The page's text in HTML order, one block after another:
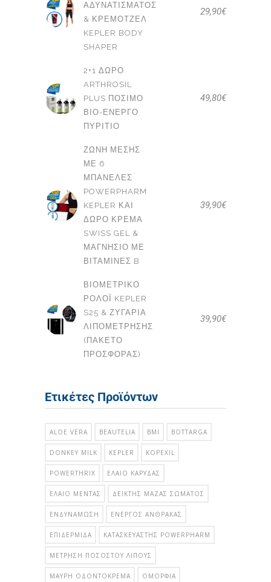
ΑΔΥΝΑΤΊΣΜΑΤΟΣ
& ΚΡΕΜΟΤΖΈΛ
KEPLER BODY
SHAPER
29,90€
2+1 ΔΩΡΟ
ARTHROSIL
PLUS ΠΌΣΙΜΟ
ΒΙΟ-ΕΝΕΡΓΌ
ΠΥΡΊΤΙΟ
49,80€
ΖΏΝΗ ΜΈΣΗΣ
ΜΕ 6
ΜΠΑΝΈΛΕΣ
POWERPHARM
KEPLER ΚΑΙ
ΔΩΡΟ ΚΡΈΜΑ
SWISS GEL &
ΜΑΓΝΉΣΙΟ ΜΕ
ΒΙΤΑΜΊΝΕΣ B
39,90€
ΒΙΟΜΕΤΡΙΚΌ
ΡΟΛΌΙ KEPLER
S25 & ΖΥΓΑΡΙΆ
ΛΙΠΟΜΈΤΡΗΣΗΣ
(ΠΑΚΕΤΟ
ΠΡΟΣΦΟΡΑΣ)
39,90€
Ετικέτες Προϊόντων
ALOE VERA BEAUTELIA BMI BOTTARGA
DONKEY MILK KEPLER KOPEXIL
POWERTHRIX ΈΛΑΙΟ ΚΑΡΎΔΑΣ
ΈΛΑΙΟ ΜΈΝΤΑΣ ΔΕΊΚΤΗΣ ΜΆΖΑΣ ΣΏΜΑΤΟΣ
ΕΝΔΥΝΆΜΩΣΗ ΕΝΕΡΓΌΣ ΆΝΘΡΑΚΑΣ
ΕΠΙΔΕΡΜΊΔΑ ΚΑΤΑΣΚΕΥΑΣΤΉΣ POWERPHARM
ΜΈΤΡΗΣΗ ΠΟΣΟΣΤΟΎ ΛΊΠΟΥΣ
ΜΑΎΡΗ ΟΔΟΝΤΌΚΡΕΜΑ ΟΜΟΡΦΙΆ